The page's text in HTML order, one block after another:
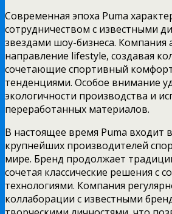
Современная эпоха Puma
сотрудничеством с известными
звездами шоу-бизнеса. Компания
направление lifestyle, создавая
сочетающие спортивный
тенденциями. Особое внимание
экологичности производства и
переработанных материалов.
В настоящее время Puma входит
крупнейших производителей
мире. Бренд продолжает
сочетая классические решения с
технологиями. Компания
коллаборации с известными